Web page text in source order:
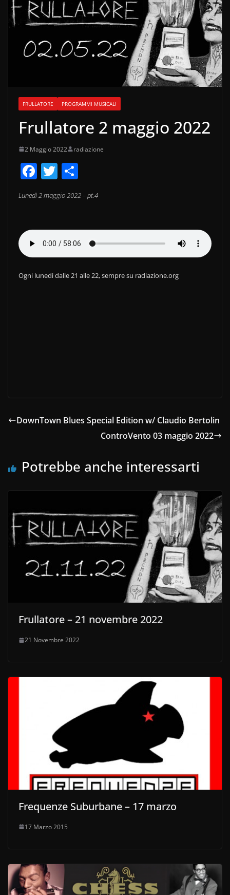
FRULLATORE PROGRAMMI MUSICALI
Frullatore 2 maggio 2022
2 Maggio 2022 radiazione
F
c
b
o
o
T
w
itt n
vi
di
Lunedì 2 maggio 2022 – pt.4
Ogni lunedì dalle 21 alle 22, sempre su radiazione.org
DownTown Blues Special Edition w/ Claudio Bertolin
ControVento 03 maggio 2022
Potrebbe anche interessarti
Frullatore – 21 novembre 2022
21 Novembre 2022
Frequenze Suburbane – 17 marzo
17 Marzo 2015